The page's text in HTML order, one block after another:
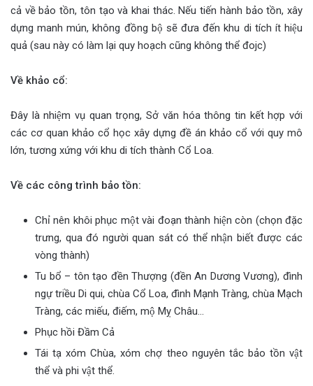
cả về bảo tồn, tôn tạo và khai thác. Nếu tiến hành bảo tồn, xây
dựng manh mún, không đồng bộ sẽ đưa đến khu di tích ít hiệu
quả (sau này có làm lại quy hoạch cũng không thể đojc)
Về khảo cổ:
Đây là nhiệm vụ quan trọng, Sở văn hóa thông tin kết hợp với
các cơ quan khảo cổ học xây dựng đề án khảo cổ với quy mô
lớn, tương xứng với khu di tích thành Cổ Loa.
Về các công trình bảo tồn:
Chỉ nên khôi phục một vài đoạn thành hiện còn (chọn đặc
trưng, qua đó người quan sát có thể nhận biết được các
vòng thành)
Tu bổ – tôn tạo đền Thượng (đền An Dương Vương), đình
ngự triều Di qui, chùa Cổ Loa, đình Mạnh Tràng, chùa Mạch
Tràng, các miếu, điếm, mộ Mỵ Châu…
Phục hồi Đầm Cả
Tái tạ xóm Chùa, xóm chợ theo nguyên tắc bảo tồn vật
thể và phi vật thể.